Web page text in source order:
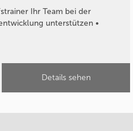
Ihr Team bei der
unterstützen •
Details sehen